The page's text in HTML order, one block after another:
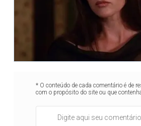
* O conteúdo de cada comentário é de
com o propósito do site ou que